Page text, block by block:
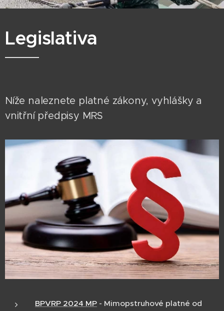
Legislativa
Níže naleznete platné zákony, vyhlášky a
vnitřní předpisy MRS
BPVRP 2024 MP - Mimopstruhové platné od